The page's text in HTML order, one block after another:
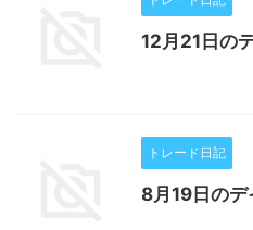
12月21日の
トレード日記
8月19日のデ